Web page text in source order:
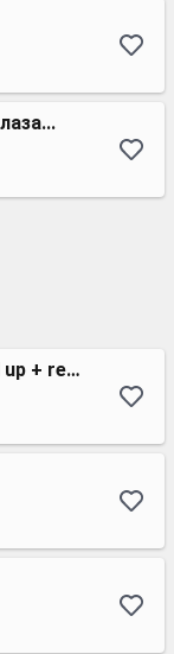
i miss you, i'm sorry (speed up + reverb)